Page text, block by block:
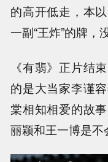
的高开低走，本
一副“王炸”的牌，
《有翡》正片结
的是大当家李谨
棠相知相爱的故
丽颖和王一博是不